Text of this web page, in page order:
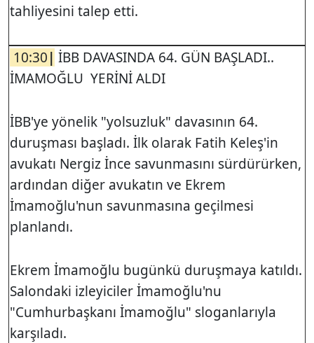
tahliyesini talep etti.
10:30| İBB DAVASINDA 64. GÜN BAŞLADI..
İMAMOĞLU YERİNİ ALDI
İBB'ye yönelik "yolsuzluk" davasının 64.
duruşması başladı. İlk olarak Fatih Keleş'in
avukatı Nergiz İnce savunmasını sürdürürken,
ardından diğer avukatın ve Ekrem
İmamoğlu'nun savunmasına geçilmesi
planlandı.
Ekrem İmamoğlu bugünkü duruşmaya katıldı.
Salondaki izleyiciler İmamoğlu'nu
"Cumhurbaşkanı İmamoğlu" sloganlarıyla
karşıladı.